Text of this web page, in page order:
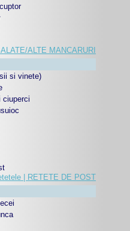
ALTE MANCARURI
si vinete)
ciuperci
| RETETE DE POST